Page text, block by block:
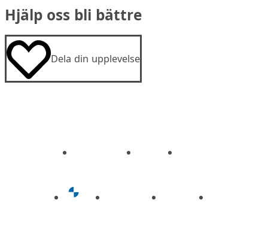
Hjälp oss bli bättre
Dela din upplevelse